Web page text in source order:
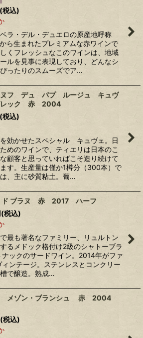
(税込)
ラ・デル・デュエロの原産地呼称
から生まれたプレミアムな赤ワインで
くフレッシュなこのワインは、地域
ルを見事に表現しており、どんなシ
ったりのスムーズでア…
ヌフ デュ パプ ルージュ キュヴ
ック 赤 2004
(税込)
効かせたスペシャル キュヴェ。日
めのワインで、ティエリは日本のこ
顧客と思っていればこそ造り続けて
す。生産量は僅か1樽分（300本）で
、主に砂質粘土。葡…
ド ブラヌ 赤 2017 ハーフ
(税込)
最も著名なファミリー、リュルトン
るメドック格付け2級のシャトーブラ
ナックのサードワイン。2014年がファ
ィンテージ。ステンレスとコンクリー
槽で醸造。熟成…
メゾン・ブランシュ 赤 2004
(税込)